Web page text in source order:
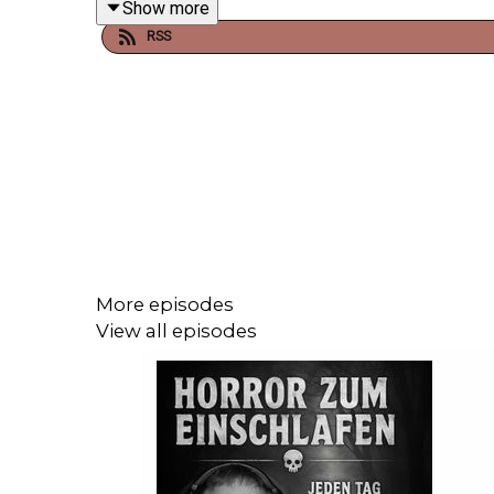
Und die Entscheidungen, die er trifft, werden
Werde jetzt Teil meines Patreons– exklusive
https://www.patreon.com/c/HorrorzumEinschlafen
Tritt unserem düsteren Discord bei
Show more
RSS
More episodes
View all episodes